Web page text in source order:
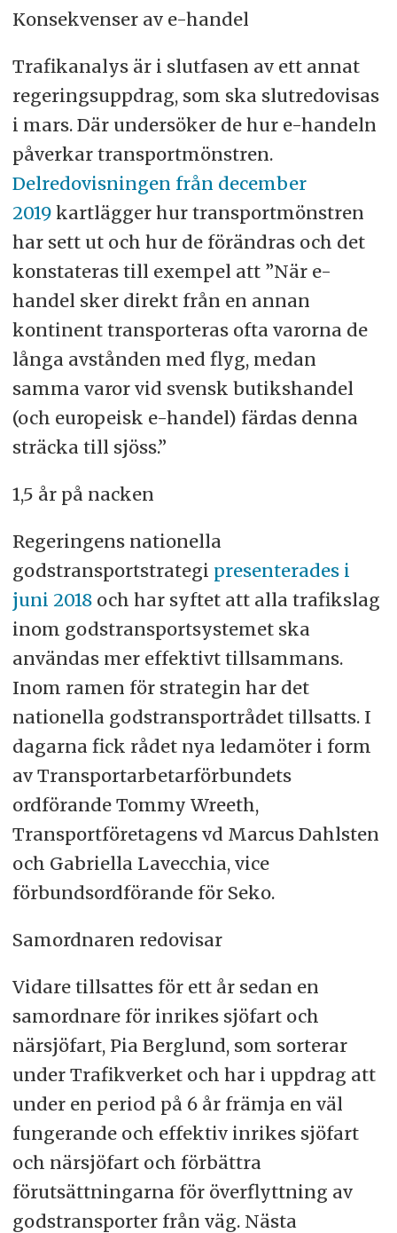
Konsekvenser av e-handel
Trafikanalys är i slutfasen av ett annat
regeringsuppdrag, som ska slutredovisas
i mars. Där undersöker de hur e-handeln
påverkar transportmönstren.
Delredovisningen från december
2019kartlägger hur transportmönstren
har sett ut och hur de förändras och det
konstateras till exempel att ”När e-
handel sker direkt från en annan
kontinent transporteras ofta varorna de
långa avstånden med flyg, medan
samma varor vid svensk butikshandel
(och europeisk e-handel) färdas denna
sträcka till sjöss.”
1,5 år på nacken
Regeringens nationella
godstransportstrategi presenterades i
juni 2018och har syftet att alla trafikslag
inom godstransportsystemet ska
användas mer effektivt tillsammans.
Inom ramen för strategin har det
nationella godstransportrådet tillsatts. I
dagarna fick rådet nya ledamöter i form
av Transportarbetarförbundets
ordförande Tommy Wreeth,
Transportföretagens vd Marcus Dahlsten
och Gabriella Lavecchia, vice
förbundsordförande för Seko.
Samordnaren redovisar
Vidare tillsattes för ett år sedan en
samordnare för inrikes sjöfart och
närsjöfart, Pia Berglund, som sorterar
under Trafikverket och har i uppdrag att
under en period på 6 år främja en väl
fungerande och effektiv inrikes sjöfart
och närsjöfart och förbättra
förutsättningarna för överflyttning av
godstransporter från väg. Nästa